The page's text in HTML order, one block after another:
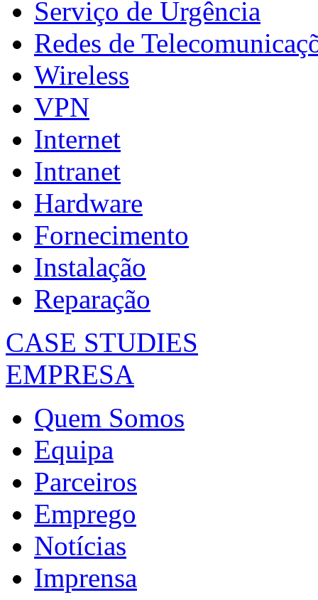
Serviço de Urgência
Redes de
Wireless
VPN
Internet
Intranet
Hardware
Fornecimento
Instalação
Reparação
CASE STUDIES
EMPRESA
Quem Somos
Equipa
Parceiros
Emprego
Notícias
Imprensa